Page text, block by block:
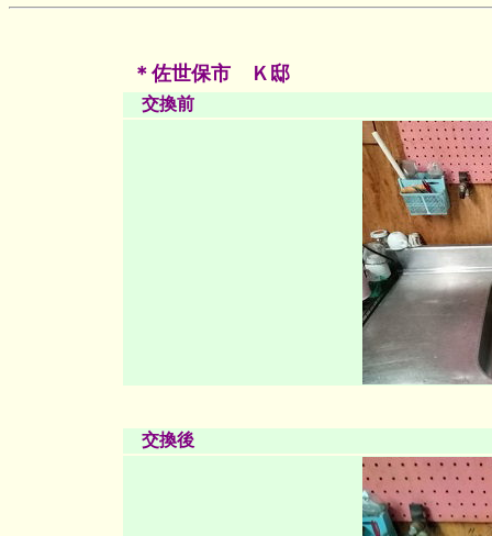
＊佐世保市 Ｋ邸
交換前
交換後